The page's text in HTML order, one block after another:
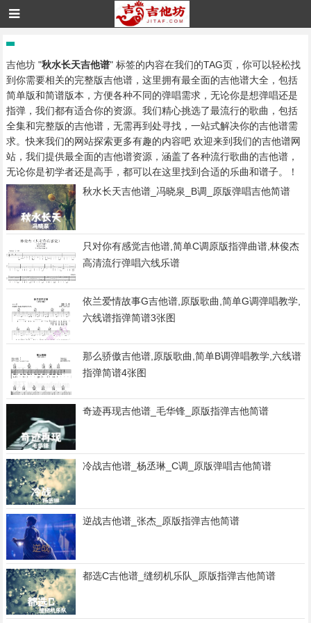
吉他坊 "秋水长天吉他谱" 标签的内容在我们的TAG页，你可以轻松找
到你需要相关的完整版吉他谱，这里拥有最全面的吉他谱大全，包括
简单版和简谱版本，方便各种不同的弹唱需求，无论你是想弹唱还是
指弹，我们都有适合你的资源。我们精心挑选了最流行的歌曲，包括
全集和完整版的吉他谱，无需再到处寻找，一站式解决你的吉他谱需
求。快来我们的网站探索更多有趣的内容吧 欢迎来到我们的吉他谱网
站，我们提供最全面的吉他谱资源，涵盖了各种流行歌曲的吉他谱，
无论你是初学者还是高手，都可以在这里找到合适的乐曲和谱子。！
秋水长天吉他谱_冯晓泉_B调_原版弹唱吉他简谱
只对你有感觉吉他谱,简单C调原版指弹曲谱,林俊杰
高清流行弹唱六线乐谱
依兰爱情故事G吉他谱,原版歌曲,简单G调弹唱教学,
六线谱指弹简谱3张图
那么骄傲吉他谱,原版歌曲,简单B调弹唱教学,六线谱
指弹简谱4张图
奇迹再现吉他谱_毛华锋_原版指弹吉他简谱
冷战吉他谱_杨丞琳_C调_原版弹唱吉他简谱
逆战吉他谱_张杰_原版指弹吉他简谱
都选C吉他谱_缝纫机乐队_原版指弹吉他简谱